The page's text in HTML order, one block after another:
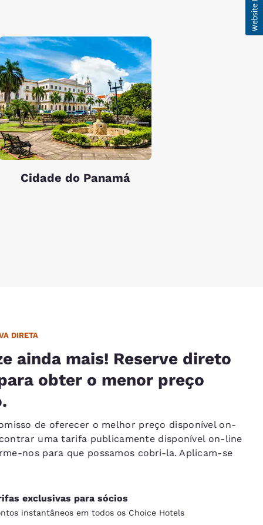
Cidade do Panamá
DIRETA
ainda mais! Reserve direto
obter o menor preço
de oferecer o melhor preço disponível on-
uma tarifa publicamente disponível on-line
nos para que possamos cobri-la. Aplicam-se
exclusivas para sócios
instantâneos em todos os Choice Hotels